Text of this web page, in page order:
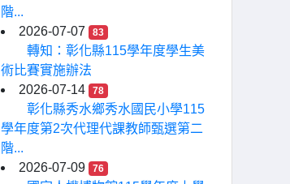
階...
2026-07-07
83
轉知：彰化縣115學年度學生美
術比賽實施辦法
2026-07-14
78
彰化縣秀水鄉秀水國民小學115
學年度第2次代理代課教師甄選第二
階...
2026-07-09
76